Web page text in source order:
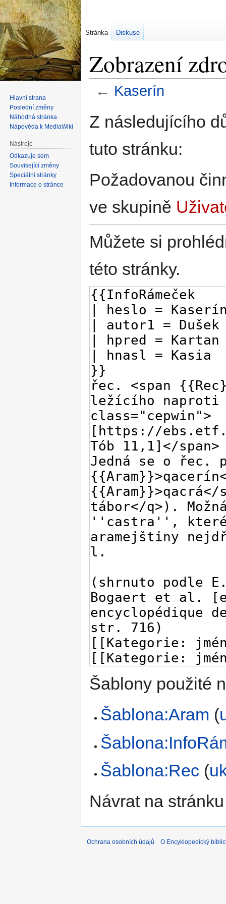
Zobrazení
← Kaserín
na
na
Z následujícího
tuto stránku:
Požadovanou
ve skupině
Můžete si
této stránky.
Šablony použité
Šablona:Aram (
Šablona:Rec (
Návrat na stránku
Stránka Diskuse
Hlavní strana
Poslední změny
Náhodná stránka
Nápověda k MediaWiki
Nástroje
Odkazuje sem
Související změny
Speciální stránky
Informace o stránce
Ochrana osobních údajů O Encyklopedický